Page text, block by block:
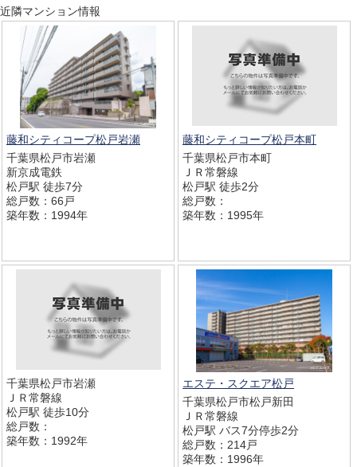
近隣マンション情報
藤和シティコープ松戸岩瀬
千葉県松戸市岩瀬
新京成電鉄
松戸駅 徒歩7分
総戸数：66戸
築年数：1994年
藤和シティコープ松戸本町
千葉県松戸市本町
ＪＲ常磐線
松戸駅 徒歩2分
総戸数：
築年数：1995年
千葉県松戸市岩瀬
ＪＲ常磐線
松戸駅 徒歩10分
総戸数：
築年数：1992年
エステ・スクエア松戸
千葉県松戸市松戸新田
ＪＲ常磐線
松戸駅 バス7分停歩2分
総戸数：214戸
築年数：1996年